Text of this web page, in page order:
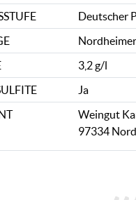
Deutscher
3,2 g/l
Ja
Weingut
97334